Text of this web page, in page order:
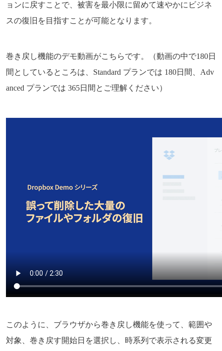
ョンに戻すことで、被害を最小限に留めて速やかにビジネ
スの復旧を目指すことが可能となります。
巻き戻し機能のデモ動画がこちらです。（動画の中で180日
間としているところは、Standard プランでは 180日間、Adv
anced プランでは 365日間とご理解ください）
このように、ブラウザから巻き戻し機能を使って、範囲や
対象、巻き戻す開始日を選択し、時系列で表示される変更